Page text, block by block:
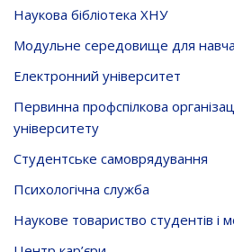
Наукова бібліотека ХНУ
Модульне середовище для
Електронний університет
Первинна профспілкова
університету
Студентське самоврядування
Психологічна служба
Наукове товариство студентів і